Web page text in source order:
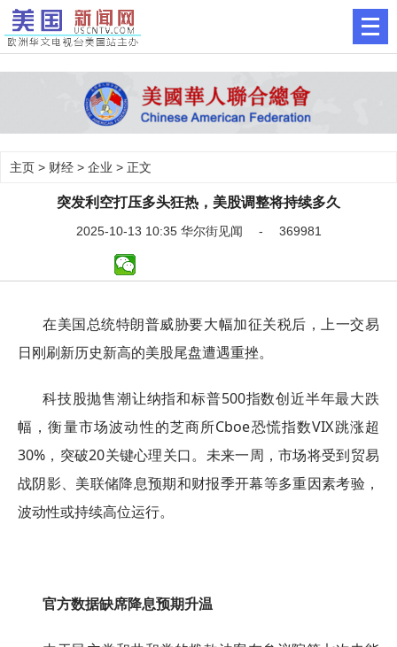
主页 > 财经 > 企业 > 正文
突发利空打压多头狂热，美股调整将持续多久
2025-10-13 10:35 华尔街见闻 - 369981
在美国总统特朗普威胁要大幅加征关税后，上一交易
日刚刷新历史新高的美股尾盘遭遇重挫。
科技股抛售潮让纳指和标普500指数创近半年最大跌
幅，衡量市场波动性的芝商所Cboe恐慌指数VIX跳涨超
30%，突破20关键心理关口。未来一周，市场将受到贸易
战阴影、美联储降息预期和财报季开幕等多重因素考验，
波动性或持续高位运行。
官方数据缺席降息预期升温